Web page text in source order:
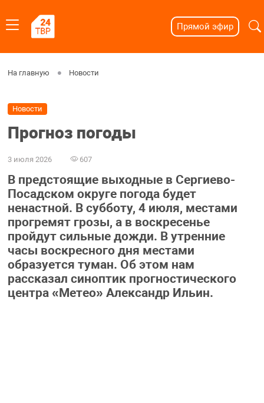
Прямой эфир
На главную Новости
Новости
Прогноз погоды
3 июля 2026 607
В предстоящие выходные в Сергиево-
Посадском округе погода будет
ненастной. В субботу, 4 июля, местами
прогремят грозы, а в воскресенье
пройдут сильные дожди. В утренние
часы воскресного дня местами
образуется туман. Об этом нам
рассказал синоптик прогностического
центра «Метео» Александр Ильин.